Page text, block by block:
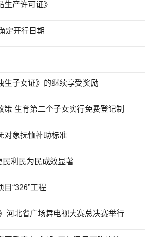
产许可证》
定开行日期
生子女证》的继续享受奖励
策 生育第二个子女实行免费登记制
对象抚恤补助标准
利民为民成效显著
“326”工程
河北省广场舞电视大赛总决赛举行